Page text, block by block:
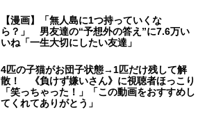
【漫画】「無人島に1つ持っていくな
ら？」 男友達の“予想外の答え”に7.6万い
いね「一生大切にしたい友達」
4匹の子猫がお団子状態→1匹だけ残して解
散！ 《負けず嫌いさん》に視聴者ほっこり
「笑っちゃった！」「この動画をおすすめし
てくれてありがとう」